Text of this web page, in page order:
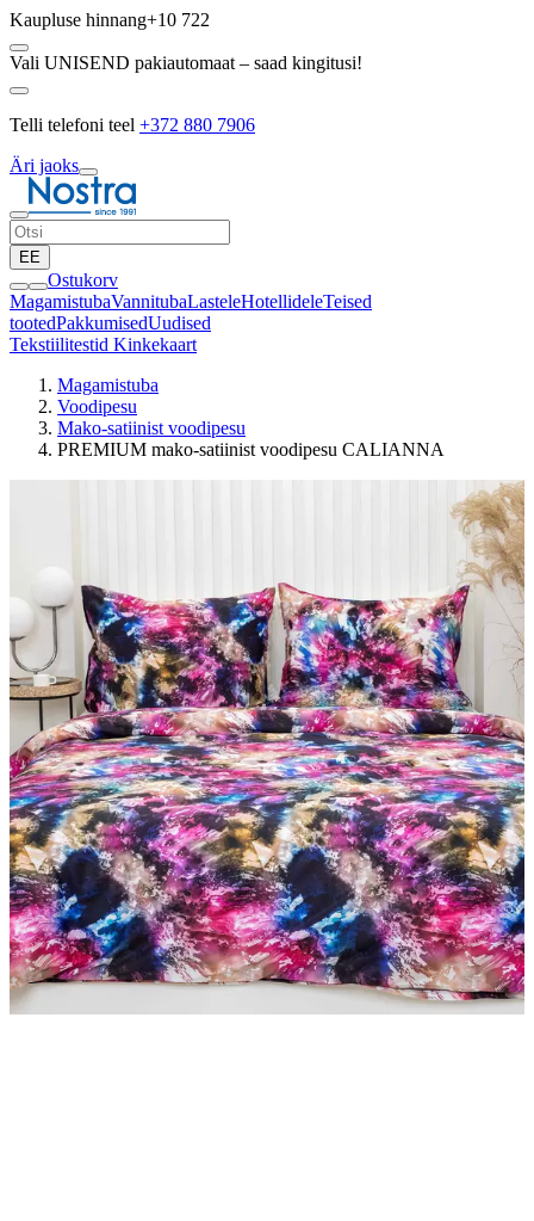
Kaupluse hinnang+10 722
Vali UNISEND pakiautomaat – saad kingitusi!
Telli telefoni teel +372 880 7906
Äri jaoks
EE
Ostukorv
MagamistubaVannitubaLasteleHotellideleTeised
tootedPakkumisedUudised
Tekstiilitestid Kinkekaart
Magamistuba
Voodipesu
Mako-satiinist voodipesu
PREMIUM mako-satiinist voodipesu CALIANNA